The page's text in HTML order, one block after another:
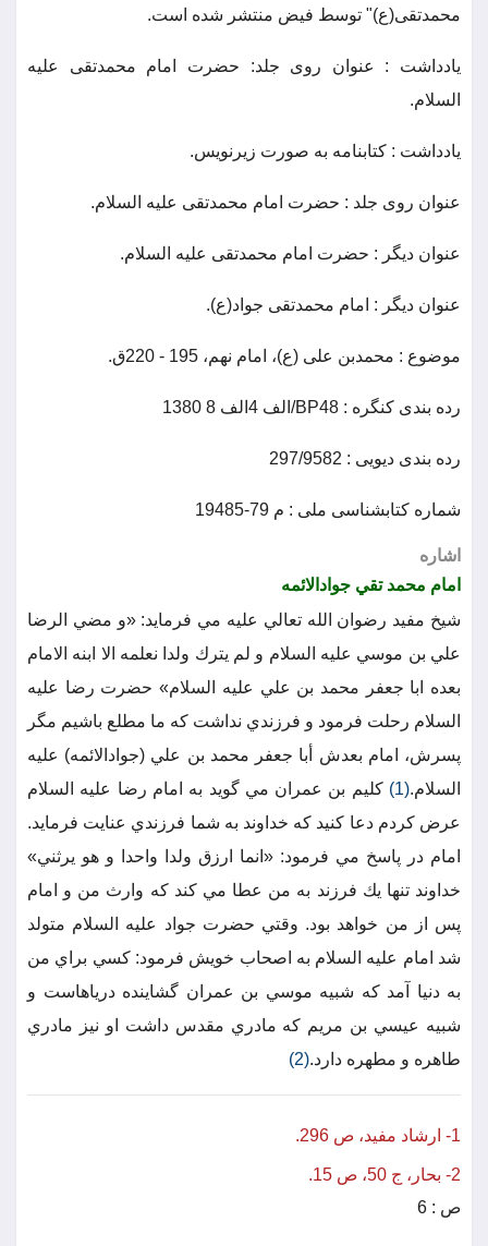
محمدتقی(ع)" توسط فیض منتشر شده است.
يادداشت : عنوان روی جلد: حضرت امام محمدتقی علیه
السلام.
یادداشت : کتابنامه به صورت زیرنویس.
عنوان روی جلد : حضرت امام محمدتقی علیه السلام.
عنوان دیگر : حضرت امام محمدتقی علیه السلام.
عنوان دیگر : امام محمدتقی جواد(ع).
موضوع : محمدبن علی (ع)، امام نهم، 195 - 220ق.
رده بندی کنگره : BP48/الف 4الف 8 1380
رده بندی دیویی : 297/9582
شماره کتابشناسی ملی : م 79-19485
اشاره
امام محمد تقي جوادالائمه
شيخ مفيد رضوان الله تعالي عليه مي فرمايد: «و مضي الرضا
علي بن موسي عليه السلام و لم يترك ولدا نعلمه الا ابنه الامام
بعده ابا جعفر محمد بن علي عليه السلام» حضرت رضا عليه
السلام رحلت فرمود و فرزندي نداشت كه ما مطلع باشيم مگر
پسرش، امام بعدش أبا جعفر محمد بن علي (جوادالائمه) عليه
السلام.(1)
كليم بن عمران مي گويد به امام رضا عليه السلام
عرض كردم دعا كنيد كه خداوند به شما فرزندي عنايت فرمايد.
امام در پاسخ مي فرمود: «انما ارزق ولدا واحدا و هو يرثني»
خداوند تنها يك فرزند به من عطا مي كند كه وارث من و امام
پس از من خواهد بود. وقتي حضرت جواد عليه السلام متولد
شد امام عليه السلام به اصحاب خويش فرمود: كسي براي من
به دنيا آمد كه شبيه موسي بن عمران گشاينده درياهاست و
شبيه عيسي بن مريم كه مادري مقدس داشت او نيز مادري
طاهره و مطهره دارد.(2)
1- ارشاد مفيد، ص 296.
2- بحار، ج 50، ص 15.
ص : 6